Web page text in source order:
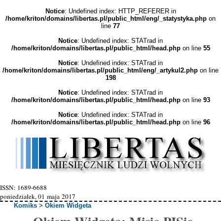
Notice: Undefined index: HTTP_REFERER in
/home/kriton/domains/libertas.pl/public_html/eng/_statystyka.php on
line 77
Notice: Undefined index: STATrad in
/home/kriton/domains/libertas.pl/public_html/head.phpon line 55
Notice: Undefined index: STATrad in
/home/kriton/domains/libertas.pl/public_html/eng/_artykul2.php on line
198
Notice: Undefined index: STATrad in
/home/kriton/domains/libertas.pl/public_html/head.phpon line 93
Notice: Undefined index: STATrad in
/home/kriton/domains/libertas.pl/public_html/head.phpon line 96
ISSN: 1689-6688
poniedziałek, 01 maja 2017
Komiks >Okiem Widgeta